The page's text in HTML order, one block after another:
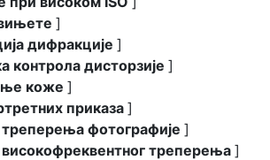
]
дифракције ]
контрола дисторзије ]
коже ]
приказа ]
фотографије ]
треперења]